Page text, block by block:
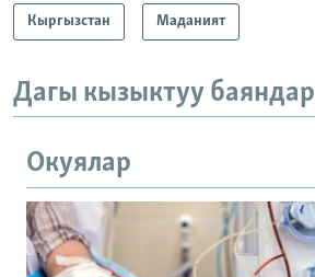
Кыргызстан Маданият
Дагы кызыктуу баяндар
Окуялар